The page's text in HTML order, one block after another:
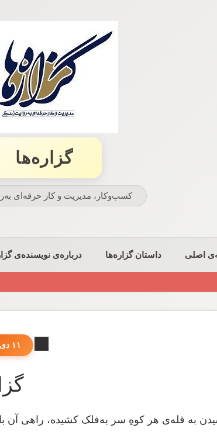
گزاره‌ها
کسب‌وکار، مدیریت و كار حرفه‌ای
اصلی داستان گزاره‌ها درباره‌ی نویسنده‌ی
۱۱ دی ۱۳۹۸
به قله‌ی هر کوهِ سر به‌فلک کشیده، راهی آن